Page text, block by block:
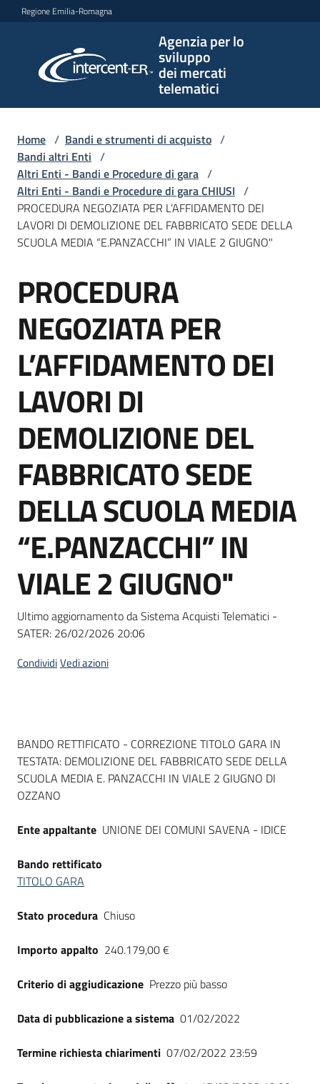
Vai al contenuto
Vai alla navigazione
Vai al footer
Regione Emilia-Romagna
Agenzia per lo
sviluppo
dei mercati
telematici
per lo
sviluppo
telematici
L'Agenzia
e
strumenti
acquisto
Supporto
Piattaforme
telematiche
English
site
su
Home / Bandi e strumenti di acquisto /
Bandi altri Enti /
Altri Enti - Bandi e Procedure di gara /
Altri Enti - Bandi e Procedure di gara CHIUSI /
PROCEDURA NEGOZIATA PER L’AFFIDAMENTO DEI
LAVORI DI DEMOLIZIONE DEL FABBRICATO SEDE DELLA
SCUOLA MEDIA “E.PANZACCHI” IN VIALE 2 GIUGNO"
Salta al contenuto
PROCEDURA
NEGOZIATA PER
L’AFFIDAMENTO DEI
LAVORI DI
DEMOLIZIONE DEL
FABBRICATO SEDE
DELLA SCUOLA MEDIA
“E.PANZACCHI” IN
VIALE 2 GIUGNO"
Ultimo aggiornamento da Sistema Acquisti Telematici -
SATER: 26/02/2026 20:06
CondividiVedi azioni
Dati del bando
BANDO RETTIFICATO - CORREZIONE TITOLO GARA IN
TESTATA: DEMOLIZIONE DEL FABBRICATO SEDE DELLA
SCUOLA MEDIA E. PANZACCHI IN VIALE 2 GIUGNO DI
OZZANO
Ente appaltante UNIONE DEI COMUNI SAVENA - IDICE
Bando rettificato
TITOLO GARA
Stato procedura Chiuso
Importo appalto 240.179,00 €
Criterio di aggiudicazione Prezzo più basso
Data di pubblicazione a sistema 01/02/2022
Termine richiesta chiarimenti 07/02/2022 23:59